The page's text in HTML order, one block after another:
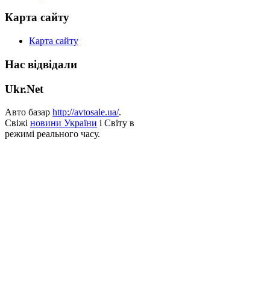
Карта сайту
Карта сайту
Нас відвідали
Ukr.Net
Авто базар http://avtosale.ua/.
Свіжі новини України і Світу в
режимі реального часу.